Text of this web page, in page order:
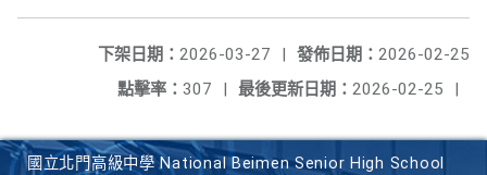
發佈日期： 2026-02-25
下架日期： 2026-03-27
|
最後更新日期： 2026-02-25 |
點擊率： 307 |
國立北門高級中學 National Beimen Senior High School